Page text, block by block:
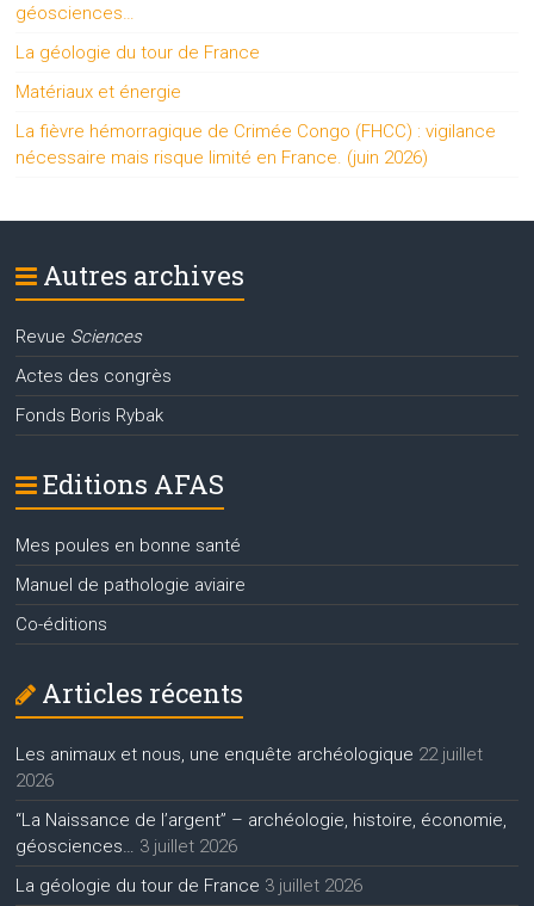
géosciences…
La géologie du tour de France
Matériaux et énergie
La fièvre hémorragique de Crimée Congo (FHCC) : vigilance
nécessaire mais risque limité en France. (juin 2026)
Autres archives
Revue Sciences
Actes des congrès
Fonds Boris Rybak
Editions AFAS
Mes poules en bonne santé
Manuel de pathologie aviaire
Co-éditions
Articles récents
Les animaux et nous, une enquête archéologique 22 juillet
2026
“La Naissance de l’argent” – archéologie, histoire, économie,
géosciences… 3 juillet 2026
La géologie du tour de France 3 juillet 2026